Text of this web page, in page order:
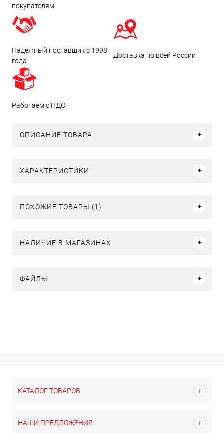
покупателям
Надежный поставщик с 1998
года
Доставка по всей России
Работаем с НДС
ОПИСАНИЕ ТОВАРА
ХАРАКТЕРИСТИКИ
ПОХОЖИЕ ТОВАРЫ (1)
НАЛИЧИЕ В МАГАЗИНАХ
ФАЙЛЫ
КАТАЛОГ ТОВАРОВ
НАШИ ПРЕДЛОЖЕНИЯ